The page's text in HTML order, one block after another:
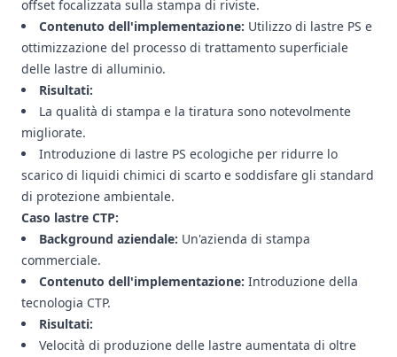
offset focalizzata sulla stampa di riviste.
Contenuto dell'implementazione: Utilizzo di lastre PS e
ottimizzazione del processo di trattamento superficiale
delle lastre di alluminio.
Risultati:
La qualità di stampa e la tiratura sono notevolmente
migliorate.
Introduzione di lastre PS ecologiche per ridurre lo
scarico di liquidi chimici di scarto e soddisfare gli standard
di protezione ambientale.
Caso lastre CTP:
Background aziendale: Un'azienda di stampa
commerciale.
Contenuto dell'implementazione: Introduzione della
tecnologia CTP.
Risultati:
Velocità di produzione delle lastre aumentata di oltre